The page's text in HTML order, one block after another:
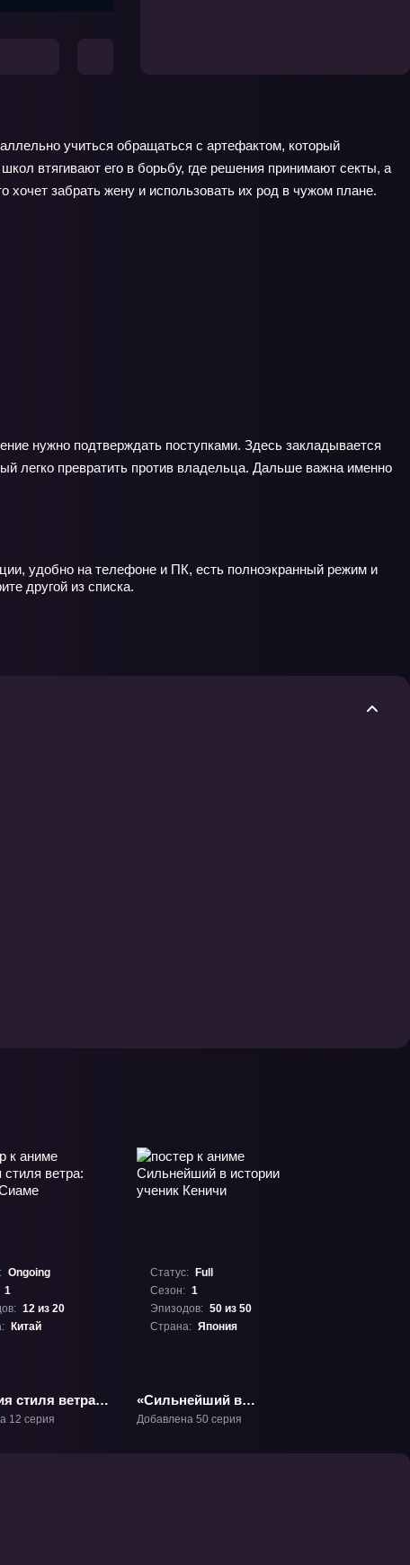
учиться обращаться с артефактом, который
втягивают его в борьбу, где решения принимают секты, а
забрать жену и использовать их род в чужом плане.
нужно подтверждать поступками. Здесь закладывается
легко превратить против владельца. Дальше важна именно
удобно на телефоне и ПК, есть полноэкранный режим и
другой из списка.
Ongoing
1
12 из 20
Китай
стиля ветра:
ТВ-1
12 серия
Статус:
Full
Сезон: 1
Эпизодов: 50 из 50
Страна: Япония
«Сильнейший в
истории ученик
Добавлена 50 серия